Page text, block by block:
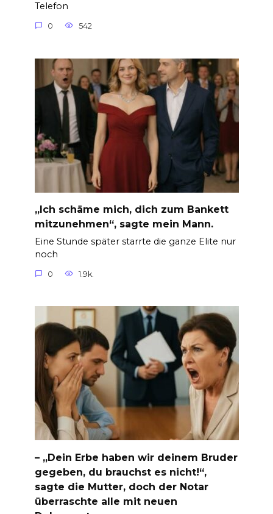
Telefon
0 542
„Ich schäme mich, dich zum Bankett
mitzunehmen“, sagte mein Mann.
Eine Stunde später starrte die ganze Elite nur
noch
0 1.9k.
– „Dein Erbe haben wir deinem Bruder
gegeben, du brauchst es nicht!“,
sagte die Mutter, doch der Notar
überraschte alle mit neuen